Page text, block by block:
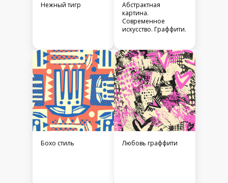
Нежный тигр
Абстрактная
картина.
Современное
искусство. Граффити.
Бохо стиль Любовь граффити